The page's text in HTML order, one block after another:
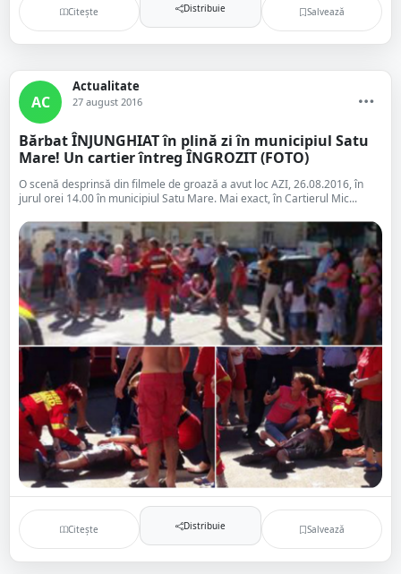
Citește Distribuie Salvează
AC
Actualitate
27 august 2016
Bărbat ÎNJUNGHIAT în plină zi în municipiul Satu
Mare! Un cartier întreg ÎNGROZIT (FOTO)
O scenă desprinsă din filmele de groază a avut loc AZI, 26.08.2016, în
jurul orei 14.00 în municipiul Satu Mare. Mai exact, în Cartierul Mic...
Citește Distribuie Salvează